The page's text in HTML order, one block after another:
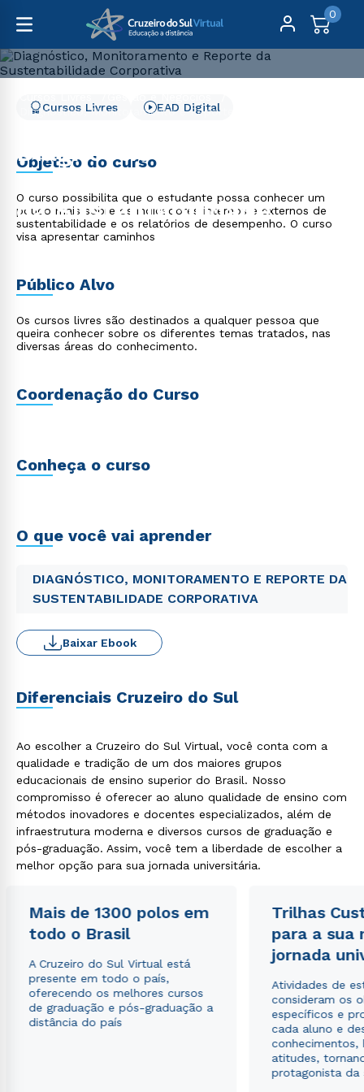
0
Diagnóstico, Monitoramento e Reporte da
Diagnóstico,
Monitoramento e Reporte
da Sustentabilidade
Corporativa
Cursos Livres EAD Digital
Objetivo do curso
O curso possibilita que o estudante possa conhecer um
pouco mais sobre os indicadores internos e externos de
sustentabilidade e os relatórios de desempenho. O curso
visa apresentar caminhos
Público Alvo
Os cursos livres são destinados a qualquer pessoa que
queira conhecer sobre os diferentes temas tratados, nas
diversas áreas do conhecimento.
Coordenação do Curso
Conheça o curso
O que você vai aprender
DIAGNÓSTICO, MONITORAMENTO E REPORTE DA
SUSTENTABILIDADE CORPORATIVA
Baixar Ebook
Diferenciais Cruzeiro do Sul
Ao escolher a Cruzeiro do Sul Virtual, você conta com a
qualidade e tradição de um dos maiores grupos
educacionais de ensino superior do Brasil. Nosso
compromisso é oferecer ao aluno qualidade de ensino com
métodos inovadores e docentes especializados, além de
infraestrutura moderna e diversos cursos de graduação e
pós-graduação. Assim, você tem a liberdade de escolher a
melhor opção para sua jornada universitária.
Mais de 1300 polos em
todo o Brasil
A Cruzeiro do Sul Virtual está
presente em todo o país,
oferecendo os melhores cursos
de graduação e pós-graduação a
distância do país
Trilhas
para a sua
jornada
Atividades de
consideram os
específicos e
cada aluno e
conhecimentos,
atitudes,
protagonista da